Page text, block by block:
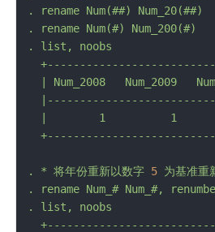
.
rename Num(##)
Num_20(##)
.
rename Num(#)
Num_200(#)
.
list,
noobs
Num_2008 Num_2009
|        1          1
. * 将年份重新以数字 5 为基准重
.
rename Num_# Num_#,
.
list,
noobs